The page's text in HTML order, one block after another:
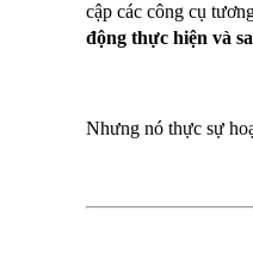
cập các công cụ
động thực hiện và
Nhưng nó thực sự